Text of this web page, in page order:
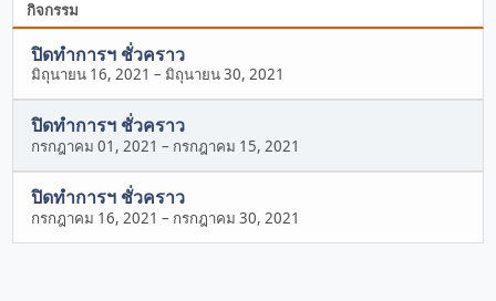
กิจกรรม
ปิดทำการฯ ชั่วคราว
มิถุนายน 16, 2021 –มิถุนายน 30, 2021
ปิดทำการฯ ชั่วคราว
กรกฎาคม 01, 2021 – กรกฎาคม 15, 2021
ปิดทำการฯ ชั่วคราว
กรกฎาคม 16, 2021 – กรกฎาคม 30, 2021